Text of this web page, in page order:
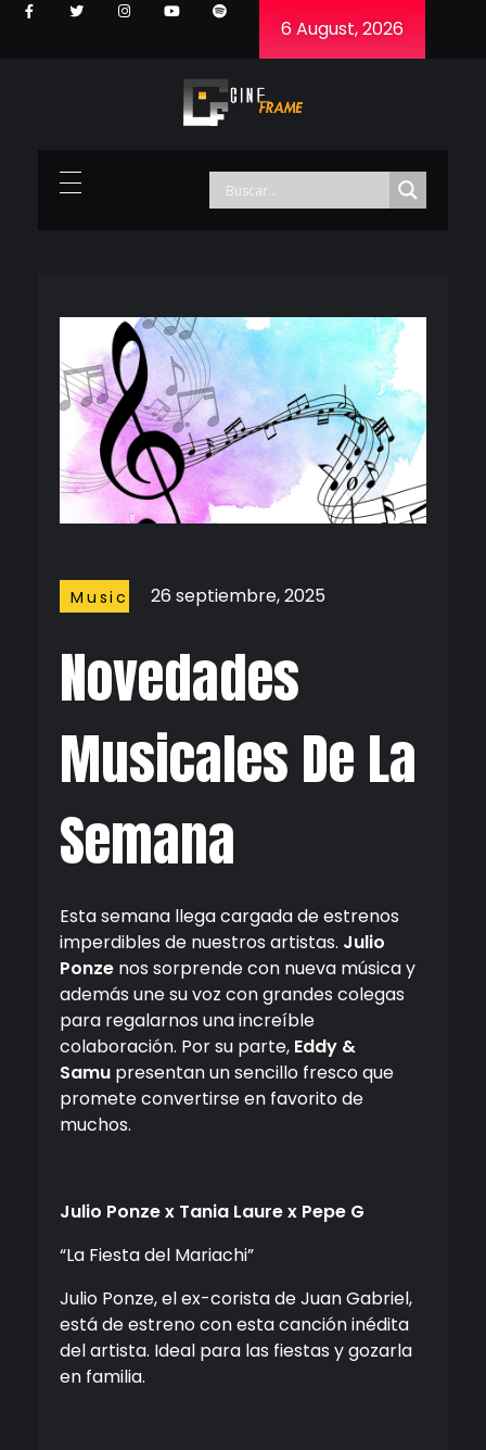
6 August, 2026
Novedades
Musicales De La
Semana
26 septiembre, 2025
Music
Esta semana llega cargada de estrenos
imperdibles de nuestros artistas. Julio
Ponze nos sorprende con nueva música y
además une su voz con grandes colegas
para regalarnos una increíble
colaboración. Por su parte, Eddy &
Samu presentan un sencillo fresco que
promete convertirse en favorito de
muchos.
Julio Ponze x Tania Laure x Pepe G
“La Fiesta del Mariachi”
Julio Ponze, el ex-corista de Juan Gabriel,
está de estreno con esta canción inédita
del artista. Ideal para las fiestas y gozarla
en familia.